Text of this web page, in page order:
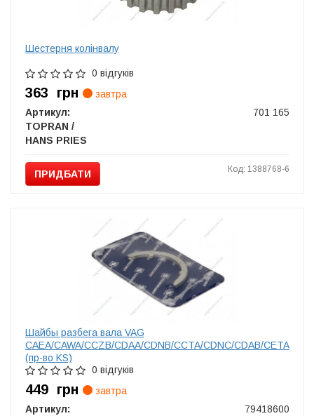
Шестерня колінвалу
0 відгуків
363 грн
завтра
Артикул:
701 165
TOPRAN /
HANS PRIES
ПРИДБАТИ Код: 1388768-6
Шайбы разбега вала VAG
CAEA/CAWA/CCZB/CDAA/CDNB/CCTA/CDNC/CDAB/CETA
(пр-во KS)
0 відгуків
449 грн
завтра
Артикул:
79418600